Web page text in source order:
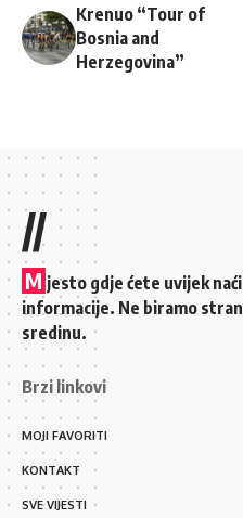
Krenuo “Tour of
Bosnia and
Herzegovina”
//
M jesto gdje ćete uvijek
informacije. Ne biramo
sredinu.
Brzi linkovi
MOJI FAVORITI
KONTAKT
SVE VIJESTI